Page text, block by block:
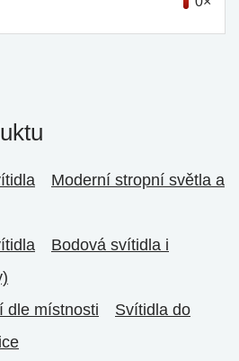
Moderní stropní světla a
Bodová svítidla i
dle místnosti
Svítidla do